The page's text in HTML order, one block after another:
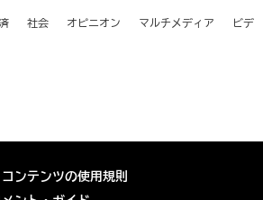
社会 オピニオン マルチメディア ビデ
コンテンツの使用規則